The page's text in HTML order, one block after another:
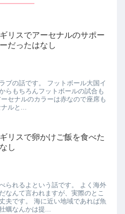
リスでアーセナルのサポー
だったはなし
ブの話です。 フットボール大国イ
らもちろんフットボールの試合も
セナルのカラーは赤なので座席も
ルと...
リスで卵かけご飯を食べた
し
られるよという話です。 よく海外
なんて言われますが、実際のとこ
夫です。 海に近い地域であれば魚
蠣なんかは提...